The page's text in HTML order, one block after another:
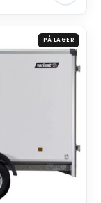
PÅ LAGER